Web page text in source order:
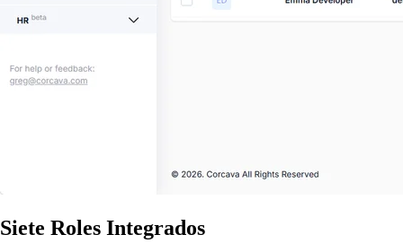
Siete Roles Integrados